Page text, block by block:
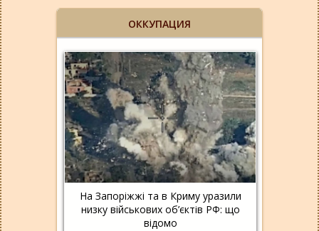
ОККУПАЦИЯ
На Запоріжжі та в Криму уразили
низку військових об’єктів РФ: що
відомо